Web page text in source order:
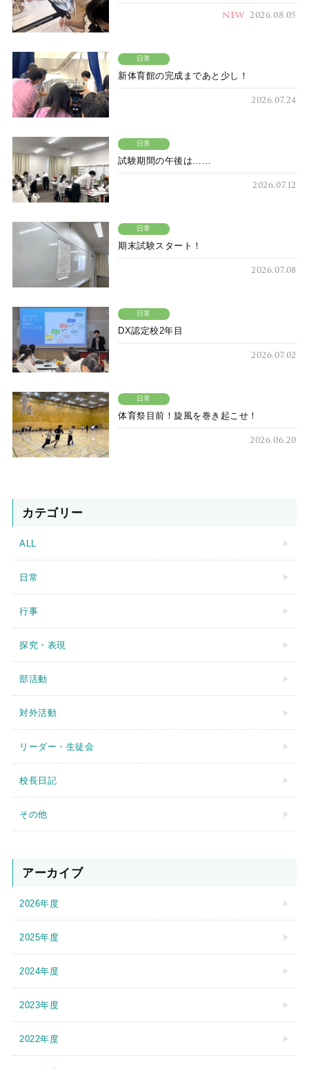
NEW 2026.08.05
日常
新体育館の完成まであと少し！
2026.07.24
日常
試験期間の午後は……
2026.07.12
日常
期末試験スタート！
2026.07.08
日常
DX認定校2年目
2026.07.02
日常
体育祭目前！旋風を巻き起こせ！
2026.06.20
カテゴリー
ALL
日常
行事
探究・表現
部活動
対外活動
リーダー・生徒会
校長日記
その他
アーカイブ
2026年度
2025年度
2024年度
2023年度
2022年度